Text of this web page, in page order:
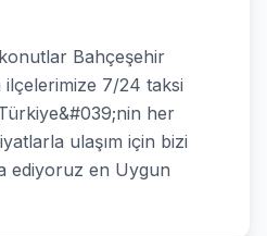
Bahçeşehir
7/24 taksi
her
ulaşım için bizi
ediyoruz en Uygun